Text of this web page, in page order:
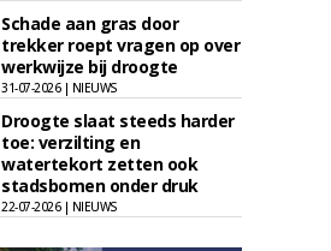
Schade aan gras door
trekker roept vragen op over
werkwijze bij droogte
31-07-2026 | NIEUWS
Droogte slaat steeds harder
toe: verzilting en
watertekort zetten ook
stadsbomen onder druk
22-07-2026 | NIEUWS